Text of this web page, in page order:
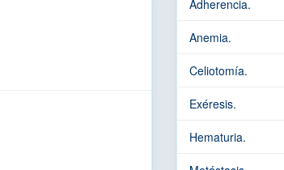
Adherencia.
Anemia.
Celiotomía.
Exéresis.
Hematuria.